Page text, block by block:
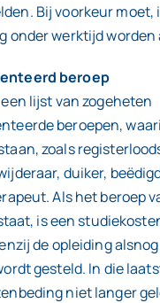
Bij voorkeur moet,
onder werktijd worden
beroep
lijst van zogeheten
beroepen,
zoals
duiker,
Als het beroep
is een
de opleiding
gesteld. In die
niet langer